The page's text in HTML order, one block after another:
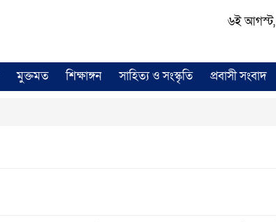
৬ই আগস্ট,
মুক্তমত শিক্ষাঙ্গন সাহিত্য ও সংস্কৃতি প্রবাসী সংবাদ